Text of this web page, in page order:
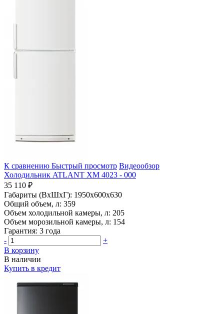
К сравнению Быстрый просмотр Видеообзор
Холодильник ATLANT ХМ 4023 - 000
35 110 ₽
Габариты (ВхШхГ): 1950x600x630
Общий объем, л: 359
Объем холодильной камеры, л: 205
Объем морозильной камеры, л: 154
Гарантия: 3 года
-
+
В корзину
В наличии
Купить в кредит